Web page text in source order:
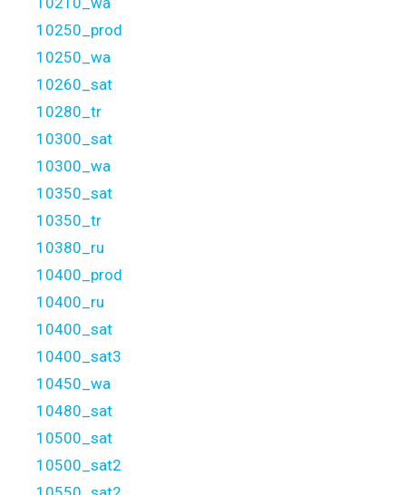
10250_prod
10250_wa
10260_sat
10280_tr
10300_sat
10300_wa
10350_sat
10350_tr
10380_ru
10400_prod
10400_ru
10400_sat
10400_sat3
10450_wa
10480_sat
10500_sat
10500_sat2